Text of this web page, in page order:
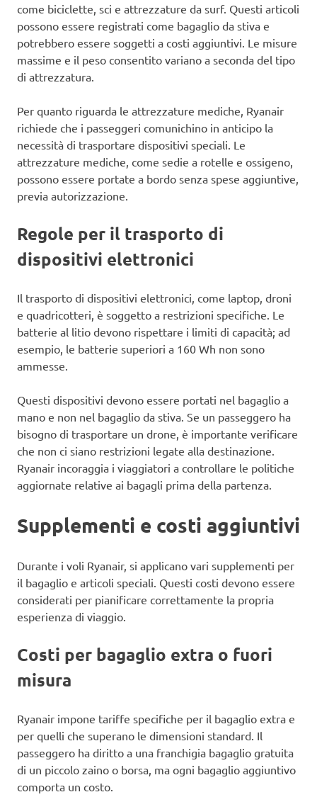
come biciclette, sci e attrezzature da surf. Questi articoli
possono essere registrati come bagaglio da stiva e
potrebbero essere soggetti a costi aggiuntivi. Le misure
massime e il peso consentito variano a seconda del tipo
di attrezzatura.
Per quanto riguarda le attrezzature mediche, Ryanair
richiede che i passeggeri comunichino in anticipo la
necessità di trasportare dispositivi speciali. Le
attrezzature mediche, come sedie a rotelle e ossigeno,
possono essere portate a bordo senza spese aggiuntive,
previa autorizzazione.
Regole per il trasporto di
dispositivi elettronici
Il trasporto di dispositivi elettronici, come laptop, droni
e quadricotteri, è soggetto a restrizioni specifiche. Le
batterie al litio devono rispettare i limiti di capacità; ad
esempio, le batterie superiori a 160 Wh non sono
ammesse.
Questi dispositivi devono essere portati nel bagaglio a
mano e non nel bagaglio da stiva. Se un passeggero ha
bisogno di trasportare un drone, è importante verificare
che non ci siano restrizioni legate alla destinazione.
Ryanair incoraggia i viaggiatori a controllare le politiche
aggiornate relative ai bagagli prima della partenza.
Supplementi e costi aggiuntivi
Durante i voli Ryanair, si applicano vari supplementi per
il bagaglio e articoli speciali. Questi costi devono essere
considerati per pianificare correttamente la propria
esperienza di viaggio.
Costi per bagaglio extra o fuori
misura
Ryanair impone tariffe specifiche per il bagaglio extra e
per quelli che superano le dimensioni standard. Il
passeggero ha diritto a una franchigia bagaglio gratuita
di un piccolo zaino o borsa, ma ogni bagaglio aggiuntivo
comporta un costo.